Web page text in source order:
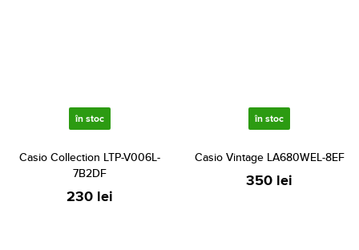
în stoc
Casio Collection LTP-V006L-
7B2DF
230 lei
în stoc
Casio Vintage LA680WEL-8EF
350 lei